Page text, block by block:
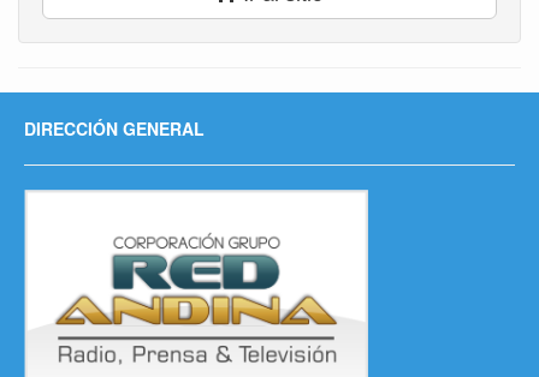
DIRECCIÓN GENERAL